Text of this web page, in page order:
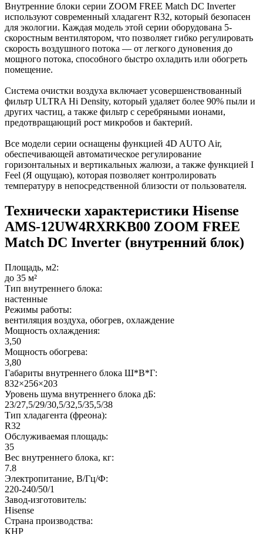
Внутренние блоки серии ZOOM FREE Match DC Inverter
используют современный хладагент R32, который безопасен
для экологии. Каждая модель этой серии оборудована 5-
скоростным вентилятором, что позволяет гибко регулировать
скорость воздушного потока — от легкого дуновения до
мощного потока, способного быстро охладить или обогреть
помещение.
Система очистки воздуха включает усовершенствованный
фильтр ULTRA Hi Density, который удаляет более 90% пыли и
других частиц, а также фильтр с серебряными ионами,
предотвращающий рост микробов и бактерий.
Все модели серии оснащены функцией 4D AUTO Air,
обеспечивающей автоматическое регулирование
горизонтальных и вертикальных жалюзи, а также функцией I
Feel (Я ощущаю), которая позволяет контролировать
температуру в непосредственной близости от пользователя.
Технически характеристики Hisense
AMS-12UW4RXRKB00 ZOOM FREE
Match DC Inverter (внутренний блок)
Площадь, м2:
до 35 м²
Тип внутреннего блока:
настенные
Режимы работы:
вентиляция воздуха, обогрев, охлаждение
Мощность охлаждения:
3,50
Мощность обогрева:
3,80
Габариты внутреннего блока Ш*В*Г:
832×256×203
Уровень шума внутреннего блока дБ:
23/27,5/29/30,5/32,5/35,5/38
Тип хладагента (фреона):
R32
Обслуживаемая площадь:
35
Вес внутреннего блока, кг:
7.8
Электропитание, В/Гц/Ф:
220-240/50/1
Завод-изготовитель:
Hisense
Страна производства:
КНР